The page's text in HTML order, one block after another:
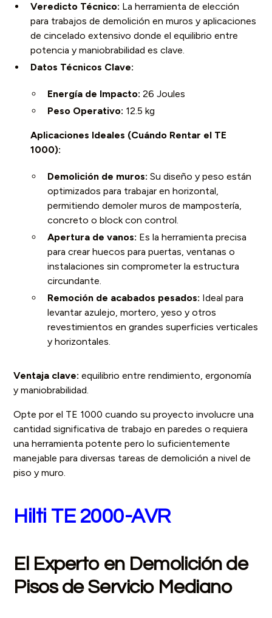
Veredicto Técnico: La herramienta de elección
para trabajos de demolición en muros y aplicaciones
de cincelado extensivo donde el equilibrio entre
potencia y maniobrabilidad es clave.
Datos Técnicos Clave:
Energía de Impacto: 26 Joules
Peso Operativo: 12.5 kg
Aplicaciones Ideales (Cuándo Rentar el TE
1000):
Demolición de muros: Su diseño y peso están
optimizados para trabajar en horizontal,
permitiendo demoler muros de mampostería,
concreto o block con control.
Apertura de vanos: Es la herramienta precisa
para crear huecos para puertas, ventanas o
instalaciones sin comprometer la estructura
circundante.
Remoción de acabados pesados: Ideal para
levantar azulejo, mortero, yeso y otros
revestimientos en grandes superficies verticales
y horizontales.
Ventaja clave: equilibrio entre rendimiento, ergonomía
y maniobrabilidad.
Opte por el TE 1000 cuando su proyecto involucre una
cantidad significativa de trabajo en paredes o requiera
una herramienta potente pero lo suficientemente
manejable para diversas tareas de demolición a nivel de
piso y muro.
Hilti TE 2000-AVR
El Experto en Demolición de
Pisos de Servicio Mediano